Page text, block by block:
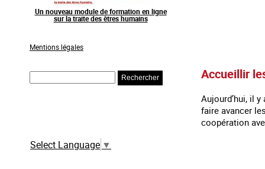
Un nouveau module de formation en ligne
sur la traite des êtres humains
Mentions légales
Select Language ▼
Accueillir
Aujourd’hui, il
faire avancer
coopération